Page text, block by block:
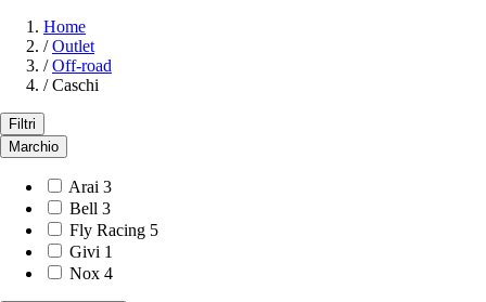
Home
/ Outlet
/ Off-road
/ Caschi
Filtri
Marchio
Arai 3
Bell 3
Fly Racing 5
Givi 1
Nox 4